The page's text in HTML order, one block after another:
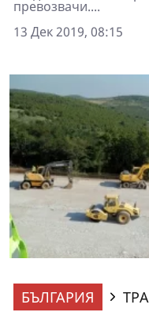
превозвачи....
13 Дек 2019, 08:15
БЪЛГАРИЯ